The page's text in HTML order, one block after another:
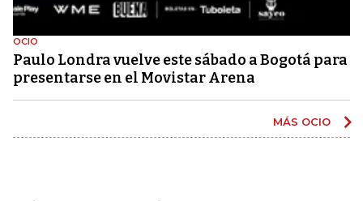
OCIO
Paulo Londra vuelve este sábado a Bogotá para
presentarse en el Movistar Arena
MÁS OCIO